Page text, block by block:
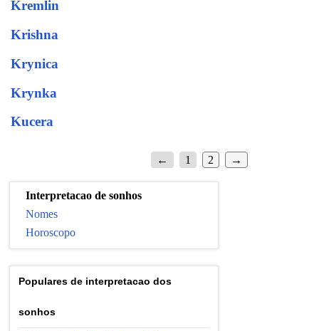
Kremlin
Krishna
Krynica
Krynka
Kucera
← 1 2 →
Interpretacao de sonhos
Nomes
Horoscopo
Populares de interpretacao dos
sonhos